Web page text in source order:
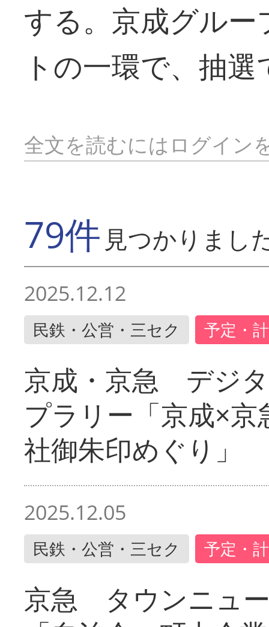
する。京成グル
トの一環で、抽
全文を読むにはログイン
79件 見つかりまし
2025.12.12
民鉄・公営・三セク 予定・
京成・京急 デジ
プラリー「京成×
社御朱印めぐり」
2025.12.05
民鉄・公営・三セク 予定・
京急 タウンニュ